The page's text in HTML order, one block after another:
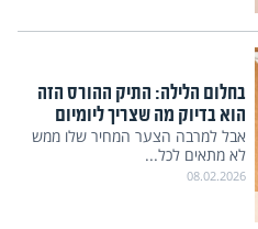
בחלום הלילה: התיק ההורס הזה
הוא בדיוק מה שצריך ליומיום
אבל למרבה הצער המחיר שלו ממש
לא מתאים לכל...
08.02.2026